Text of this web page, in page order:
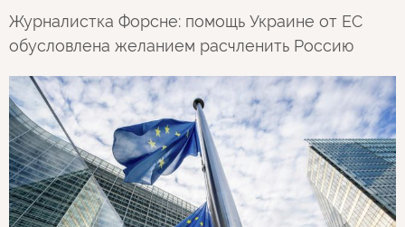
Журналистка Форсне: помощь Украине от ЕС
обусловлена желанием расчленить Россию